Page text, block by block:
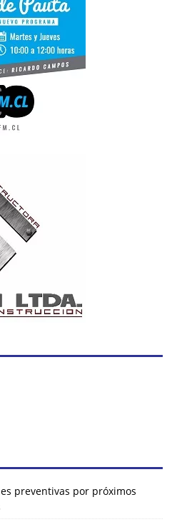
preventivas por próximos